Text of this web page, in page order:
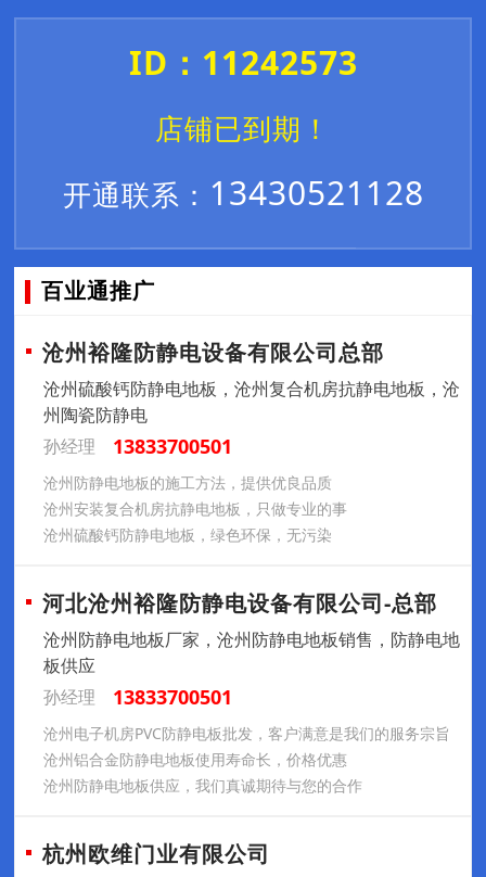
ID：11242573
店铺已到期！
开通联系： 13430521128
百业通推广
沧州裕隆防静电设备有限公司总部
沧州硫酸钙防静电地板，沧州复合机房抗静电地板，沧
州陶瓷防静电
孙经理
13833700501
沧州防静电地板的施工方法，提供优良品质
沧州安装复合机房抗静电地板，只做专业的事
沧州硫酸钙防静电地板，绿色环保，无污染
河北沧州裕隆防静电设备有限公司-总部
沧州防静电地板厂家，沧州防静电地板销售，防静电地
板供应
孙经理
13833700501
沧州电子机房PVC防静电板批发，客户满意是我们的服务宗旨
沧州铝合金防静电地板使用寿命长，价格优惠
沧州防静电地板供应，我们真诚期待与您的合作
杭州欧维门业有限公司